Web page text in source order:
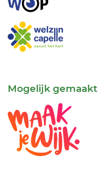
Mogelijk